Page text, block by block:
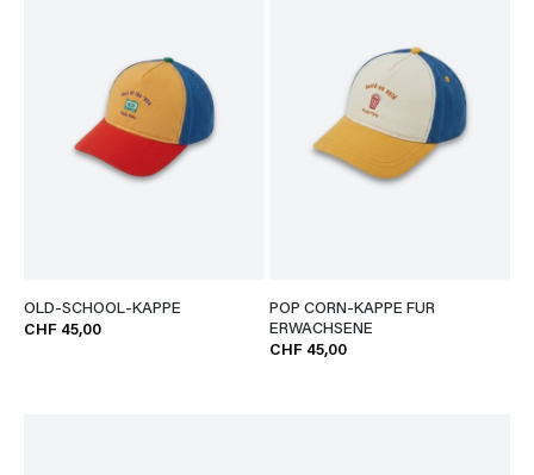
OLD-SCHOOL-KAPPE
CHF 45,00
POP CORN-KAPPE FÜR
ERWACHSENE
CHF 45,00